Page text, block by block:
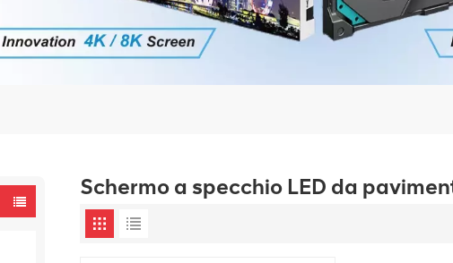
Schermo a specchio LED da